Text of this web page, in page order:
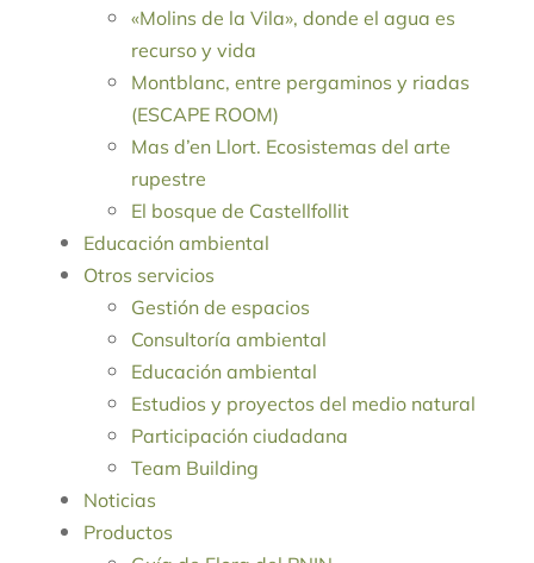
«Molins de la Vila», donde el agua es
recurso y vida
Montblanc, entre pergaminos y riadas
(ESCAPE ROOM)
Mas d’en Llort. Ecosistemas del arte
rupestre
El bosque de Castellfollit
Educación ambiental
Otros servicios
Gestión de espacios
Consultoría ambiental
Educación ambiental
Estudios y proyectos del medio natural
Participación ciudadana
Team Building
Noticias
Productos